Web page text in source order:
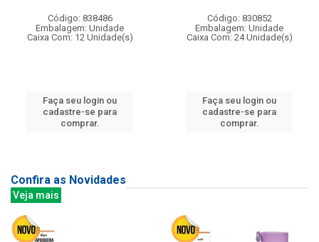
Código: 838486
Embalagem: Unidade
Caixa Com: 12 Unidade(s)
Faça seu login ou
cadastre-se para
comprar.
Código: 830852
Embalagem: Unidade
Caixa Com: 24 Unidade(s)
Faça seu login ou
cadastre-se para
comprar.
Confira as Novidades
Veja mais